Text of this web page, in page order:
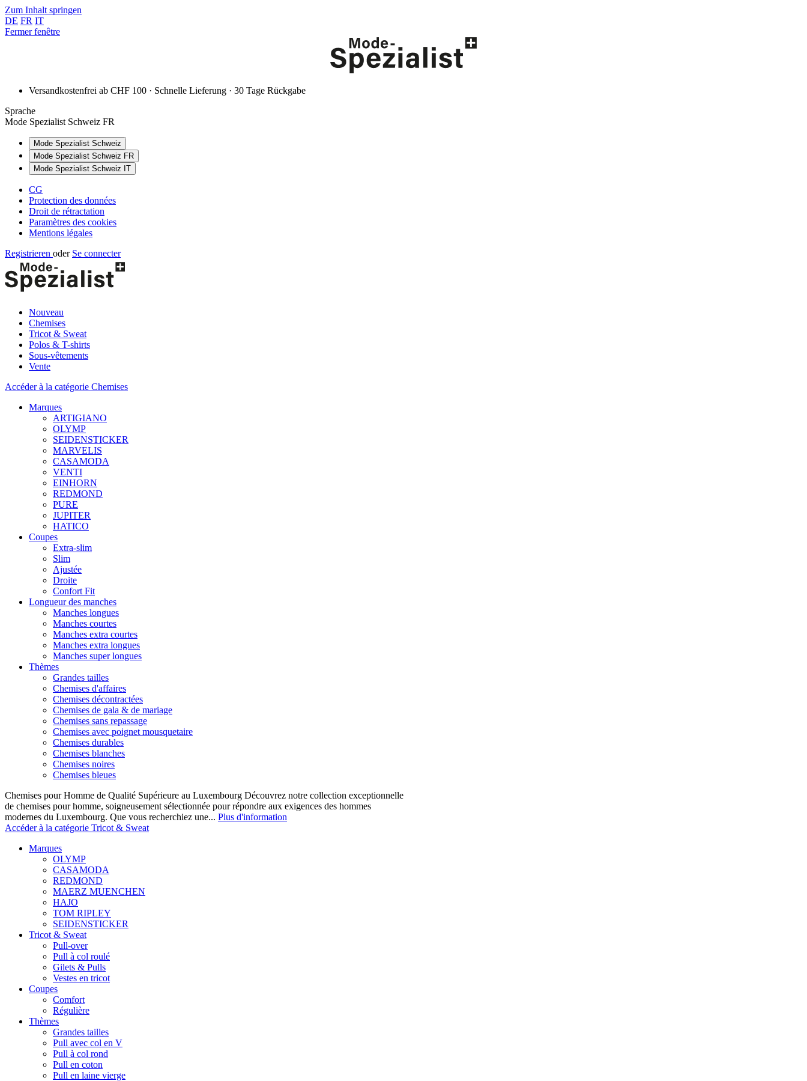
Zum Inhalt springen
DE FR IT
Fermer fenêtre
Versandkostenfrei ab CHF 100 · Schnelle Lieferung · 30 Tage Rückgabe
Sprache
Mode Spezialist Schweiz FR
Mode Spezialist Schweiz
Mode Spezialist Schweiz FR
Mode Spezialist Schweiz IT
CG
Protection des données
Droit de rétractation
Paramètres des cookies
Mentions légales
Registrieren oder Se connecter
Nouveau
Chemises
Tricot & Sweat
Polos & T-shirts
Sous-vêtements
Vente
Accéder à la catégorie Chemises
Marques
ARTIGIANO
OLYMP
SEIDENSTICKER
MARVELIS
CASAMODA
VENTI
EINHORN
REDMOND
PURE
JUPITER
HATICO
Coupes
Extra-slim
Slim
Ajustée
Droite
Confort Fit
Longueur des manches
Manches longues
Manches courtes
Manches extra courtes
Manches extra longues
Manches super longues
Thèmes
Grandes tailles
Chemises d'affaires
Chemises décontractées
Chemises de gala & de mariage
Chemises sans repassage
Chemises avec poignet mousquetaire
Chemises durables
Chemises blanches
Chemises noires
Chemises bleues
Chemises pour Homme de Qualité Supérieure au Luxembourg Découvrez notre collection exceptionnelle
de chemises pour homme, soigneusement sélectionnée pour répondre aux exigences des hommes
modernes du Luxembourg. Que vous recherchiez une... Plus d'information
Accéder à la catégorie Tricot & Sweat
Marques
OLYMP
CASAMODA
REDMOND
MAERZ MUENCHEN
HAJO
TOM RIPLEY
SEIDENSTICKER
Tricot & Sweat
Pull-over
Pull à col roulé
Gilets & Pulls
Vestes en tricot
Coupes
Comfort
Régulière
Thèmes
Grandes tailles
Pull avec col en V
Pull à col rond
Pull en coton
Pull en laine vierge